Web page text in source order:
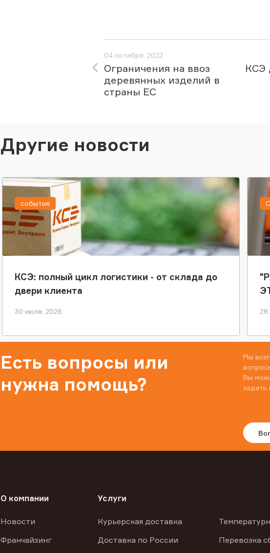
04 октября, 2022
Ограничения на ввоз
деревянных изделий в
страны ЕС
КСЭ
Другие новости
КСЭ: полный цикл логистики - от склада до
двери клиента
30 июля, 2026
события
28
Есть вопросы или
нужна помощь?
Мы
Вы
задать
О компании
Новости
Франчайзинг
Услуги
Курьерская доставка
Доставка по России
Перевозка